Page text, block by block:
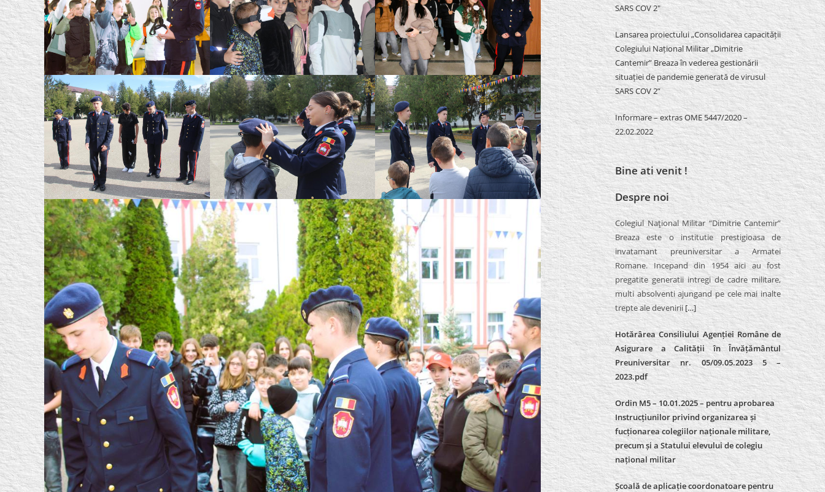
SARS COV 2″
Lansarea proiectului „Consolidarea capacității
Colegiului Național Militar „Dimitrie
Cantemir” Breaza în vederea gestionării
situației de pandemie generată de virusul
SARS COV 2”
Informare – extras OME 5447/2020 –
22.02.2022
Bine ati venit !
Despre noi
Colegiul Naţional Militar “Dimitrie Cantemir”
Breaza este o institutie prestigioasa de
invatamant preuniversitar a Armatei
Romane. Incepand din 1954 aici au fost
pregatite generatii intregi de cadre militare,
multi absolventi ajungand pe cele mai inalte
trepte ale devenirii […]
Hotărârea Consiliului Agenției Române de
Asigurare a Calității în Învățământul
Preuniversitar nr. 05/09.05.2023 5 –
2023.pdf
Ordin M5 – 10.01.2025 – pentru aprobarea
Instrucțiunilor privind organizarea și
fucționarea colegiilor naționale militare,
precum și a Statului elevului de colegiu
național militar
Școală de aplicație coordonatoare pentru